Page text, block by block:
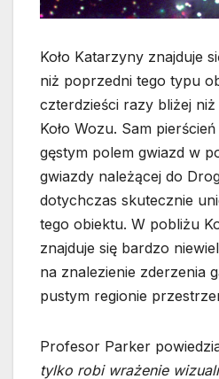
Koło Katarzyny znajduje
niż poprzedni tego typu
czterdzieści razy bliżej niż
Koło Wozu. Sam
gęstym polem gwiazd w
gwiazdy należącej do
dotychczas skutecznie
tego obiektu. W pobliżu
znajduje się bardzo
na znalezienie zderzenia
pustym regionie
Profesor Parker
tylko robi wrażenie